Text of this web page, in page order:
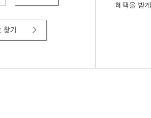
혜택을 받